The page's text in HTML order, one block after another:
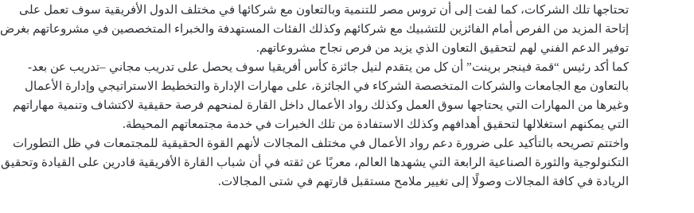
تحتاجها تلك الشركات، كما لفت إلى أن تروس مصر للتنمية وبالتعاون مع شركائها في مختلف الدول الأفريقية سوف تعمل على
إتاحة المزيد من الفرص أمام الفائزين للتشبيك مع شركائهم وكذلك الفئات المستهدفة والخبراء المتخصصين في مشروعاتهم بغرض
توفير الدعم الفني لهم لتحقيق التعاون الذي يزيد من فرص نجاح مشروعاتهم.
كما أكد رئيس “قمة فينجر برينت” أن كل من يتقدم لنيل جائزة كأس أفريقيا سوف يحصل على تدريب مجاني –تدريب عن بعد-
بالتعاون مع الجامعات والشركات المتخصصة الشركاء في الجائزة، على مهارات الإدارة والتخطيط الاستراتيجي وإدارة الأعمال
وغيرها من المهارات التي يحتاجها سوق العمل وكذلك رواد الأعمال داخل القارة لمنحهم فرصة حقيقية لاكتشاف وتنمية مهاراتهم
التي يمكنهم استغلالها لتحقيق أهدافهم وكذلك الاستفادة من تلك الخبرات في خدمة مجتمعاتهم المحيطة.
واختتم تصريحه بالتأكيد على ضرورة دعم رواد الأعمال في مختلف المجالات لأنهم القوة الحقيقية للمجتمعات في ظل التطورات
التكنولوجية والثورة الصناعية الرابعة التي يشهدها العالم، معربًا عن ثقته في أن شباب القارة الأفريقية قادرين على القيادة وتحقيق
الريادة في كافة المجالات وصولًا إلى تغيير ملامح مستقبل قارتهم في شتى المجالات.